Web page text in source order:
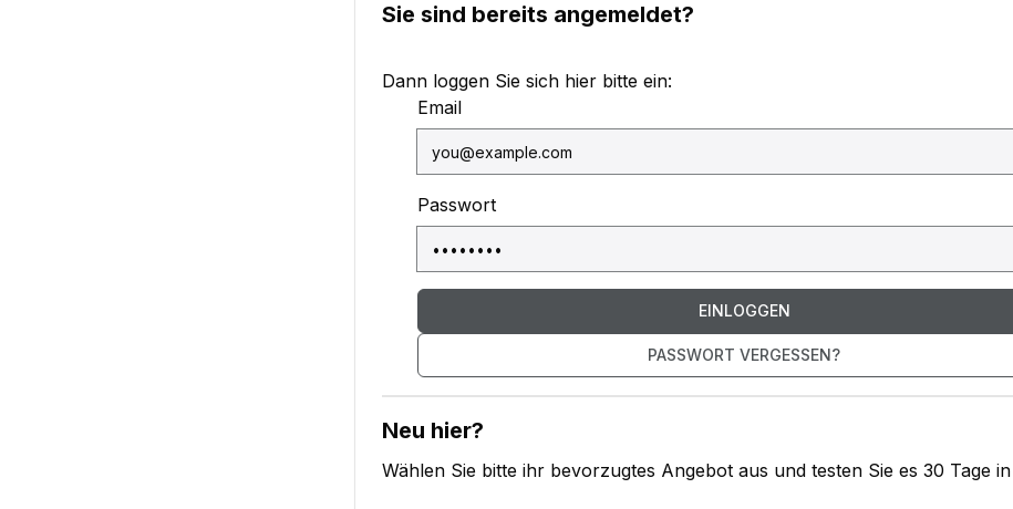
Sie sind bereits angemeldet?
Dann loggen Sie sich hier bitte ein:
Email
Passwort
EINLOGGEN
PASSWORT VERGESSEN?
Neu hier?
Wählen Sie bitte ihr bevorzugtes Angebot aus und testen Sie es 30 Tage